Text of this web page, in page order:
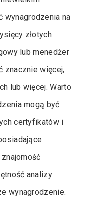
wynagrodzenia na
złotych
lub menedżer
znacznie więcej,
lub więcej. Warto
mogą być
certyfikatów i
analizy
wynagrodzenie.